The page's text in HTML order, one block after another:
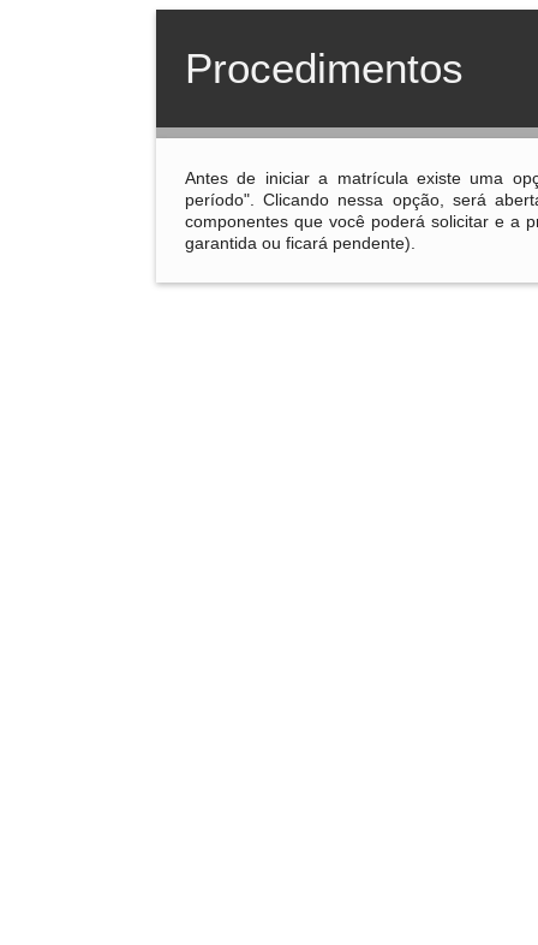
Procedimentos
Antes de iniciar a matrícula existe uma
período". Clicando nessa opção, será
componentes que você poderá solicitar e a
garantida ou ficará pendente).